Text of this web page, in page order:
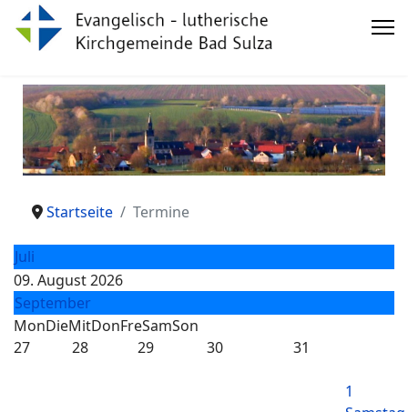
Startseite Termine
Juli
09. August 2026
September
MonDieMitDonFreSamSon
27
28 29 30 31
1